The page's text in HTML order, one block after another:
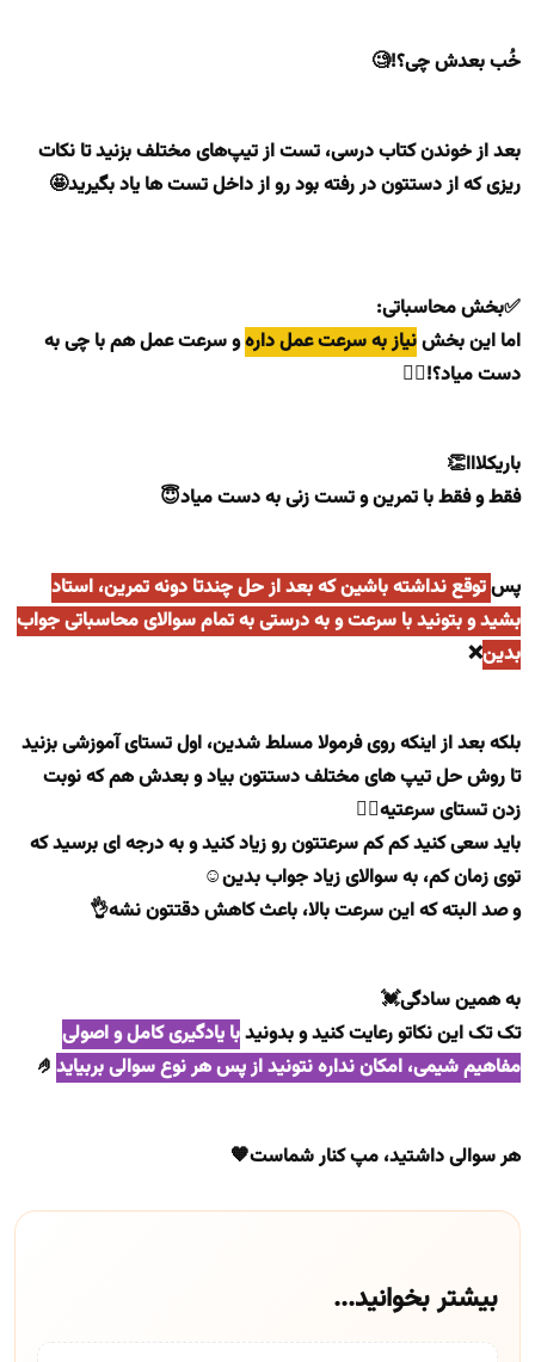
خُب بعدش چی؟!🧐
بعد از خوندن کتاب درسی، تست از تیپ‌های مختلف بزنید تا نکات
ریزی که از دستتون در رفته بود رو از داخل تست ها یاد بگیرید🤩
✅بخش محاسباتی:
اما این بخشنیاز به سرعت عمل دارهو سرعت عمل هم با چی به
دست میاد؟!🧏‍♀
باریکلااا👏
فقط و فقط با تمرین و تست زنی به دست میاد😇
پستوقع نداشته باشین که بعد از حل چندتا دونه تمرین، استاد
بشید و بتونید با سرعت و به درستی به تمام سوالای محاسباتی جواب
بدین❌
بلکه بعد از اینکه روی فرمولا مسلط شدین، اول تستای آموزشی بزنید
تا روش حل تیپ های مختلف دستتون بیاد و بعدش هم که نوبت
زدن تستای سرعتیه🏃‍♂
باید سعی کنید کم کم سرعتتون رو زیاد کنید و به درجه ای برسید که
توی زمان کم، به سوالای زیاد جواب بدین☺️
و صد البته که این سرعت بالا، باعث کاهش دقتتون نشه👌
به همین سادگی💓
تک تک این نکاتو رعایت کنید و بدونیدبا یادگیری کامل و اصولی
مفاهیم شیمی، امکان نداره نتونید از پس هر نوع سوالی بربیاید 🤌
هر سوالی داشتید، مپ کنار شماست🧡
بیشتر بخوانید...